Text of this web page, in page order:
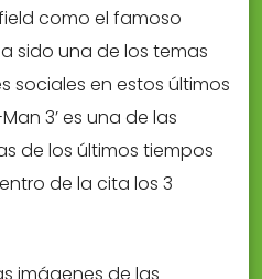
como el famoso
sido una de los temas
sociales en estos últimos
3’ es una de las
de los últimos tiempos
de la cita los 3